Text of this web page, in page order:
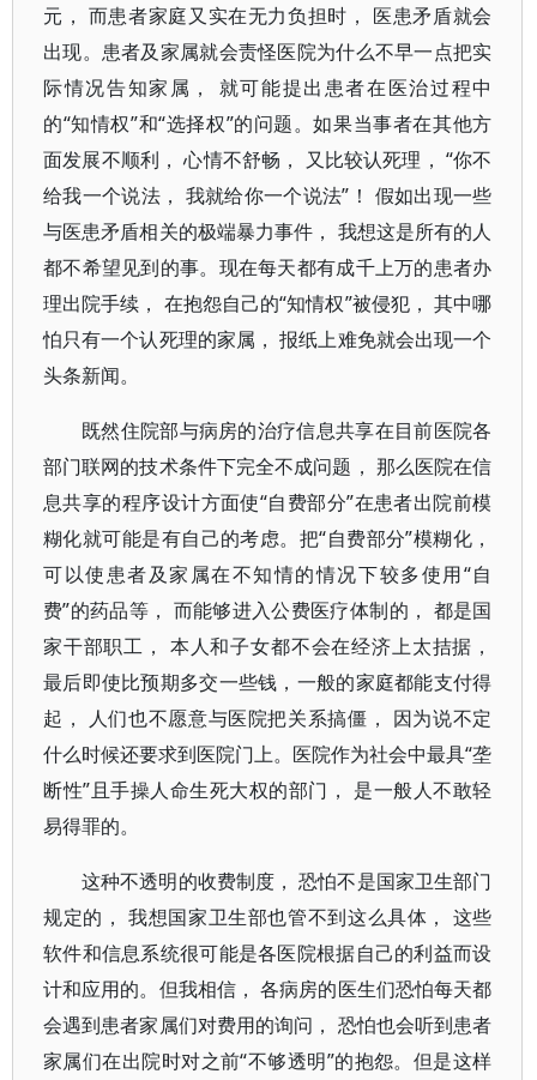
元， 而患者家庭又实在无力负担时， 医患矛盾就会
出现。患者及家属就会责怪医院为什么不早一点把实
际情况告知家属， 就可能提出患者在医治过程中
的“知情权”和“选择权”的问题。如果当事者在其他方
面发展不顺利， 心情不舒畅， 又比较认死理， “你不
给我一个说法， 我就给你一个说法”！ 假如出现一些
与医患矛盾相关的极端暴力事件， 我想这是所有的人
都不希望见到的事。现在每天都有成千上万的患者办
理出院手续， 在抱怨自己的“知情权”被侵犯， 其中哪
怕只有一个认死理的家属， 报纸上难免就会出现一个
头条新闻。
既然住院部与病房的治疗信息共享在目前医院各
部门联网的技术条件下完全不成问题， 那么医院在信
息共享的程序设计方面使“自费部分”在患者出院前模
糊化就可能是有自己的考虑。把“自费部分”模糊化，
可以使患者及家属在不知情的情况下较多使用“自
费”的药品等， 而能够进入公费医疗体制的， 都是国
家干部职工， 本人和子女都不会在经济上太拮据，
最后即使比预期多交一些钱，一般的家庭都能支付得
起， 人们也不愿意与医院把关系搞僵， 因为说不定
什么时候还要求到医院门上。医院作为社会中最具“垄
断性”且手操人命生死大权的部门， 是一般人不敢轻
易得罪的。
这种不透明的收费制度， 恐怕不是国家卫生部门
规定的， 我想国家卫生部也管不到这么具体， 这些
软件和信息系统很可能是各医院根据自己的利益而设
计和应用的。但我相信， 各病房的医生们恐怕每天都
会遇到患者家属们对费用的询问， 恐怕也会听到患者
家属们在出院时对之前“不够透明”的抱怨。但是这样